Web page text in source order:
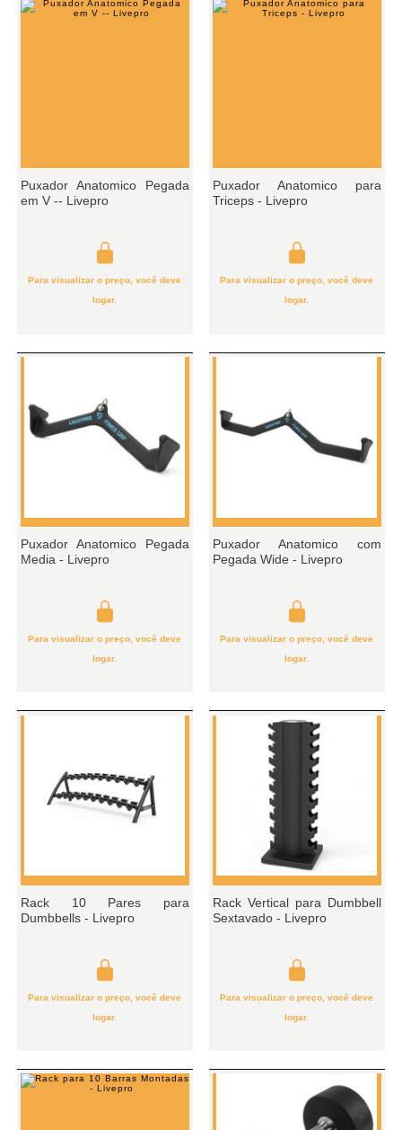
Puxador Anatomico Pegada
em V -- Livepro
Para visualizar o preço, você deve
logar.
Puxador Anatomico para
Triceps - Livepro
Para visualizar o preço, você deve
logar.
Puxador Anatomico Pegada
Media - Livepro
Para visualizar o preço, você deve
logar.
Puxador Anatomico com
Pegada Wide - Livepro
Para visualizar o preço, você deve
logar.
Rack 10 Pares para
Dumbbells - Livepro
Para visualizar o preço, você deve
logar.
Rack Vertical para Dumbbell
Sextavado - Livepro
Para visualizar o preço, você deve
logar.